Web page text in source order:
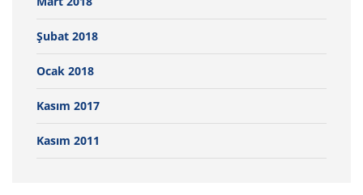
Şubat 2018
Ocak 2018
Kasım 2017
Kasım 2011